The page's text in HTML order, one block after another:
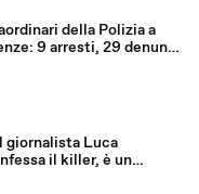
della Polizia a
9 arresti, 29 denunce
identificate
giornalista Luca
il killer, è un
(25.07.26)